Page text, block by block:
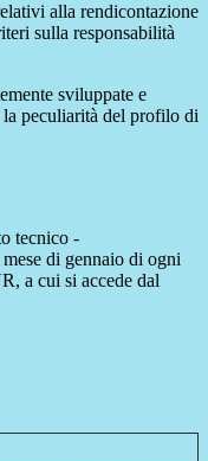
alla rendicontazione
sulla responsabilità
sviluppate e
la peculiarità del profilo di
tecnico -
di gennaio di ogni
a cui si accede dal